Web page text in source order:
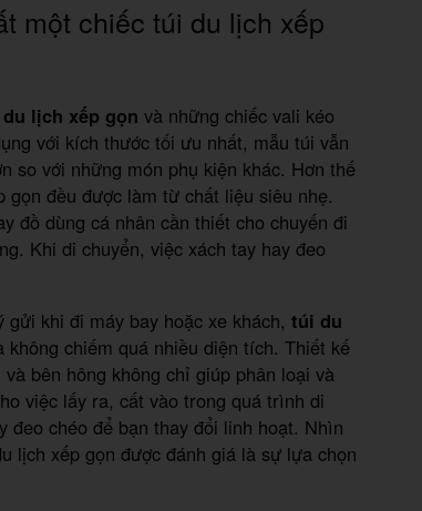
một chiếc túi du lịch xếp
lịch xếp gọn và những chiếc vali kéo
với kích thước tối ưu nhất, mẫu túi vẫn
so với những món phụ kiện khác. Hơn thế
đều được làm từ chất liệu siêu nhẹ.
đồ dùng cá nhân cần thiết cho chuyến đi
Khi di chuyển, việc xách tay hay đeo
khi đi máy bay hoặc xe khách, túi du
chiếm quá nhiều diện tích. Thiết kế
bên hông không chỉ giúp phân loại và
việc lấy ra, cất vào trong quá trình di
đeo chéo để bạn thay đổi linh hoạt. Nhìn
lịch xếp gọn được đánh giá là sự lựa chọn